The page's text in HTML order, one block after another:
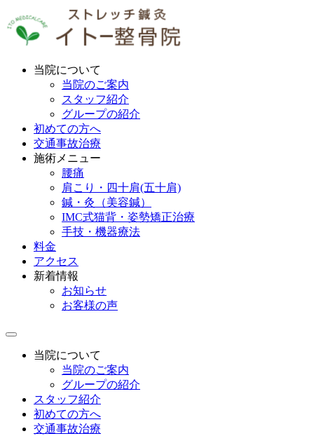
当院について
当院のご案内
スタッフ紹介
グループの紹介
初めての方へ
交通事故治療
施術メニュー
腰痛
肩こり・四十肩(五十肩)
鍼・灸（美容鍼）
IMC式猫背・姿勢矯正治療
手技・機器療法
料金
アクセス
新着情報
お知らせ
お客様の声
当院について
当院のご案内
グループの紹介
スタッフ紹介
初めての方へ
交通事故治療